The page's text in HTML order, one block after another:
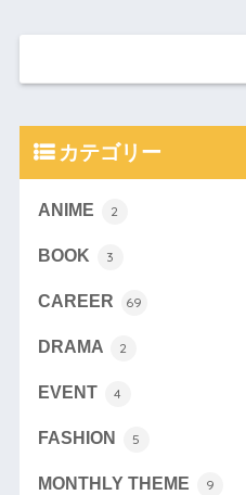
カテゴリー
ANIME 2
BOOK 3
CAREER 69
DRAMA 2
EVENT 4
FASHION 5
MONTHLY THEME 9